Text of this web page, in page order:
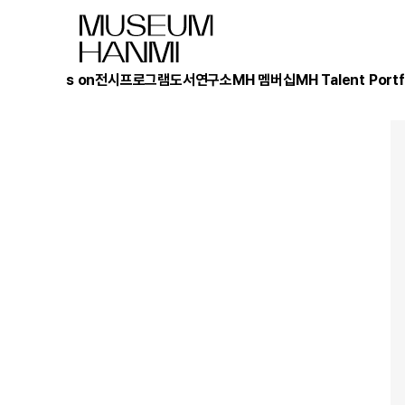
What's on전시 프로그램도서 연구소MH 멤버십MH Talent